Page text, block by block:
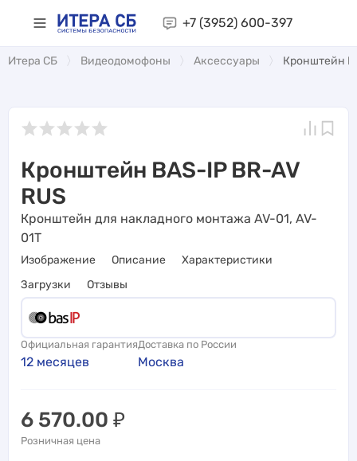
+7 (3952) 600-397
Итера СБ Видеодомофоны Аксессуары Кронштейн
Кронштейн BAS-IP BR-AV
RUS
Кронштейн для накладного монтажа AV-01, AV-
01T
Изображение Описание
Характеристики
Загрузки
Отзывы
Официальная гарантия
12 месяцев
Доставка по России
Москва
6 570.00 ₽
Розничная цена